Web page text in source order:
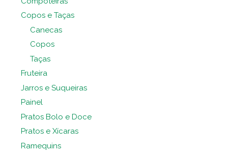
Copos e Taças
Canecas
Copos
Taças
Fruteira
Jarros e Suqueiras
Painel
Pratos Bolo e Doce
Pratos e Xícaras
Ramequins